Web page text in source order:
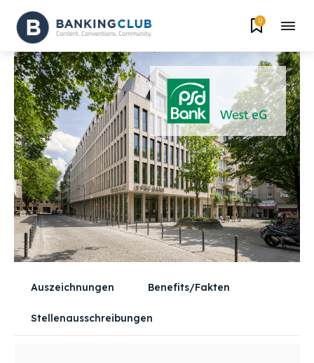
0
Auszeichnungen Benefits/Fakten
Stellenausschreibungen